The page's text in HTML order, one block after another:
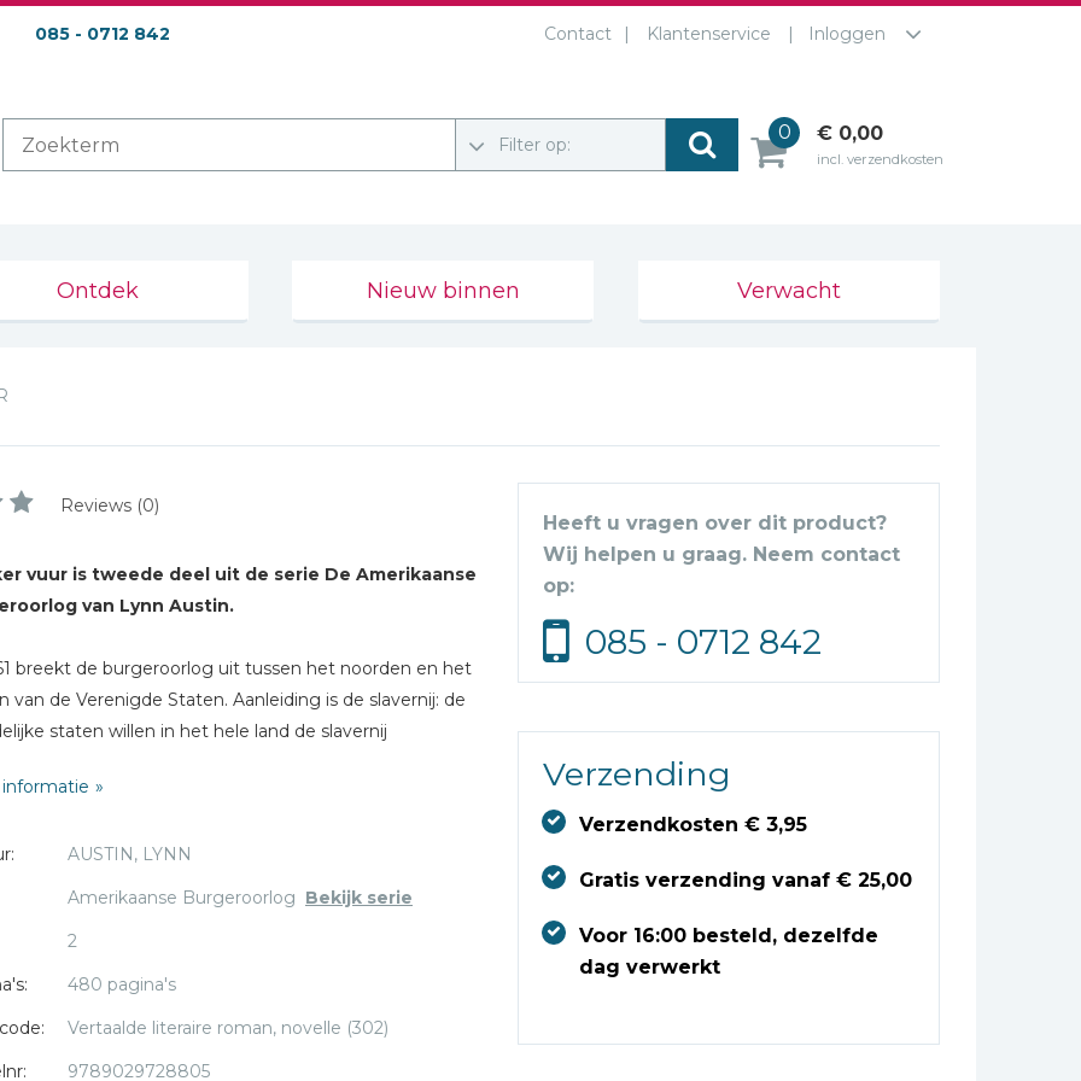
085 - 0712 842 Contact Klantenservice Inloggen
Filter op:
0 € 0,00
incl. verzendkosten
Ontdek Nieuw binnen Verwacht
Reviews (0)
vuur is tweede deel uit de serie De Amerikaanse
van Lynn Austin.
breekt de burgeroorlog uit tussen het noorden en het
van de Verenigde Staten. Aanleiding is de slavernij: de
staten willen in het hele land de slavernij
houden van slaven met hand en tand te verdedigen.
wereld, verscheurd door oorlog, moeten
vrouwen hun weg vinden. Julia Hoffman leidt een
Greene, een fel tegenstander van de slavernij. Hij
echter geen blik waardig, omdat hij haar te
te geven en ze meldt zich aan als verpleegster aan
De verschrikkingen van de oorlog, die ze nu van
AUSTIN, LYNN
Amerikaanse Burgeroorlog Bekijk serie
2
480 pagina's
Vertaalde literaire roman, novelle (302)
9789029728805
Heeft u vragen over dit product?
Wij helpen u graag. Neem contact
op:
085 - 0712 842
Verzending
Verzendkosten € 3,95
Gratis verzending vanaf € 25,00
Voor 16:00 besteld, dezelfde
dag verwerkt